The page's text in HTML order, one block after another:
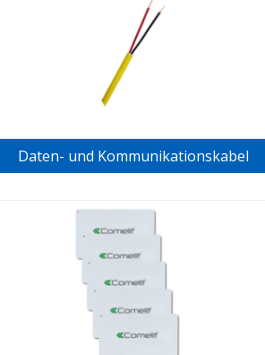
Daten- und Kommunikationskabel